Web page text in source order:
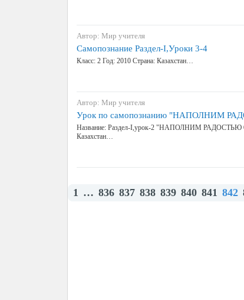
Автор: Мир учителя
Самопознание Раздел-I,Уроки 3-4
Класс: 2 Год: 2010 Страна: Казахстан…
Автор: Мир учителя
Урок по самопознанию "НАПОЛНИМ
Название: Раздел-I,урок-2 "НАПОЛНИМ РАДОСТЬЮ
Казахстан…
1 … 836 837 838 839 840 841 842